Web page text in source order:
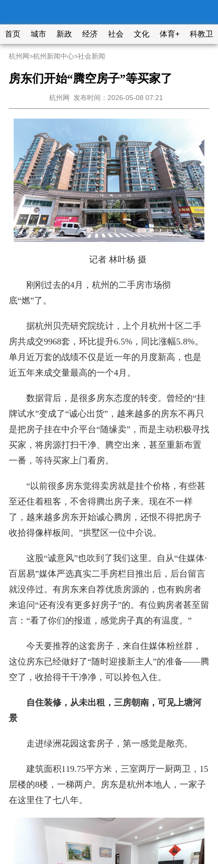
首页 城市 新政 经济 社会 文化 体育+ 科教卫
杭州网>杭州新闻中心>社会新闻
房东们开始“腾空房子”等买家了
杭州网 发布时间：2026-05-08 07:21
记者 林叶杨 摄
刚刚过去的4月，杭州的二手房市场彻
底“燃”了。
据杭州贝壳研究院统计，上个月杭州十区二手
房共成交9968套，环比提升6.5%，同比涨幅5.8%。
单月近万套的战绩不仅是近一年的月度新高，也是
近五年来成交量最高的一个4月。
数据背后，是很多房东态度的转变。曾经的“挂
牌试水”变成了“诚心出货”，越来越多的房东不再只
是把房子挂在中介平台“随缘卖”，而是主动积极寻找
买家，将房源打扫干净、腾空出来，甚至重新布置
一番，等待买家上门看房。
“以前很多房东觉得卖房就是挂个价格，有些甚
至还住着租客，不舍得腾出房子来。现在不一样
了，越来越多房东开始诚心腾房，还恨不得把房子
收拾得像样板间。”拱墅区一位中介说。
这股“诚意风”也吹到了我们这里。自从“住媒体·
百居易”媒体严选真实二手房栏目推出后，后台留言
就没停过。有房东来自荐优质房源的，也有购房者
来追问“还有没有更多好房子”的。有位购房者甚至留
言：“看了你们的报道，感觉房子真的有温度。”
今天要推荐的这套房子，来自住媒体粉丝群，
这位房东已经做好了“随时迎接新主人”的准备——腾
空了，收拾得干干净净，可以拎包入住。
自住装修，从未出租，三房朝南，可见上塘河
景
走进绿洲花园这套房子，第一感觉是敞亮。
建筑面积119.75平方米，三室两厅一厨两卫，15
层楼的8楼，一梯两户。房东是杭州本地人，一家子
在这里住了七八年。